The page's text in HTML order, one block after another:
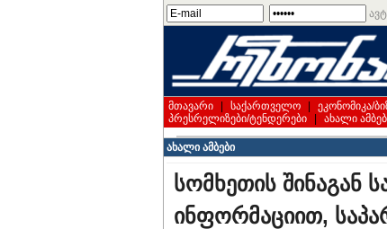
მთავარი საქართველო ეკონომიკა/
პრესრელიზები/ტენდერები
ახალი
ახალი ამბები
სომხეთის შინაგან
ინფორმაციით,